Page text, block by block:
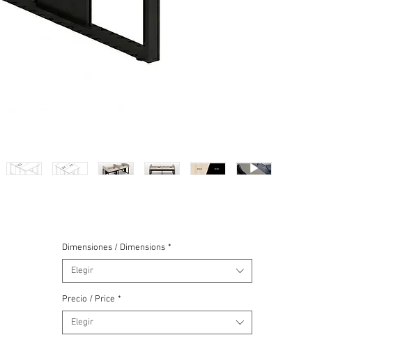
Dimensiones / Dimensions *
Elegir
Precio / Price *
Elegir